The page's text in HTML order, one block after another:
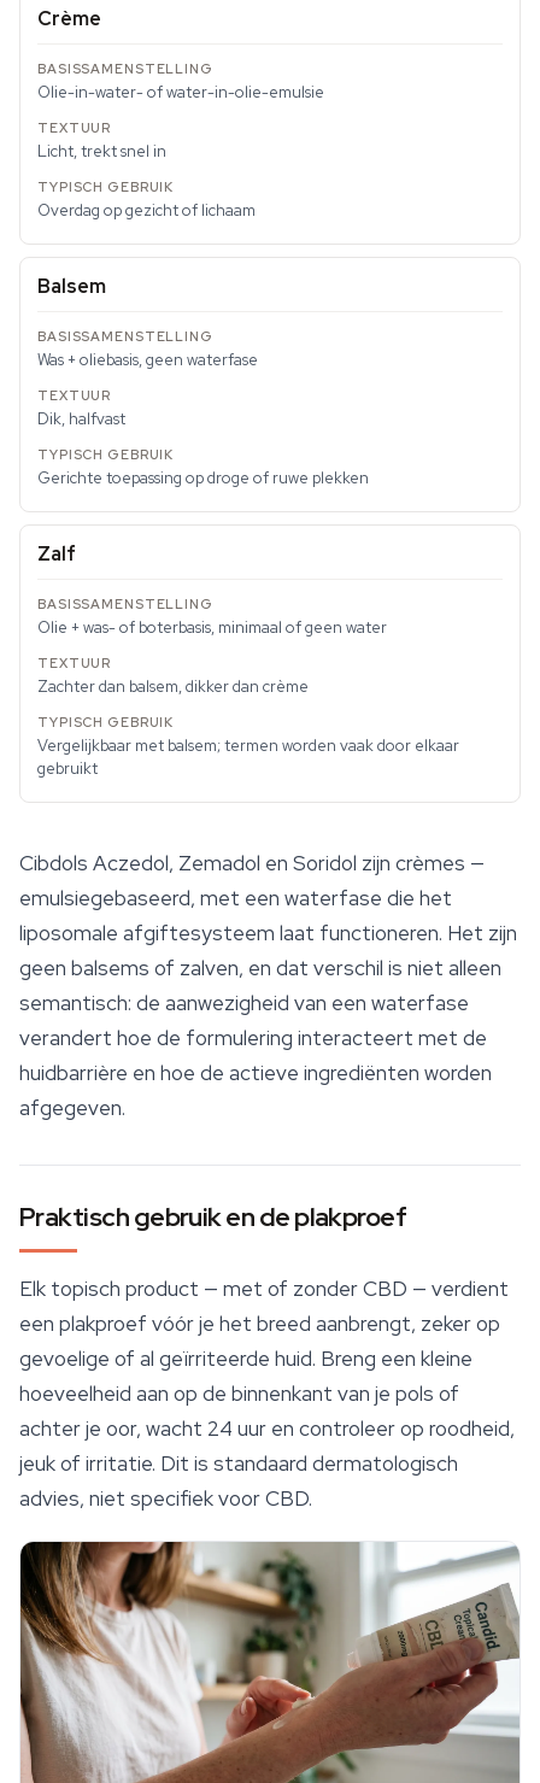
Crème
Olie-in-water- of water-in-olie-emulsie
Licht, trekt snel in
Overdag op gezicht of lichaam
Balsem
Was + oliebasis, geen waterfase
Dik, halfvast
Gerichte toepassing op droge of ruwe plekken
Zalf
Olie + was- of boterbasis, minimaal of geen water
Zachter dan balsem, dikker dan crème
Vergelijkbaar met balsem; termen worden vaak door elkaar
gebruikt
Cibdols Aczedol, Zemadol en Soridol zijn crèmes —
emulsiegebaseerd, met een waterfase die het
liposomale afgiftesysteem laat functioneren. Het zijn
geen balsems of zalven, en dat verschil is niet alleen
semantisch: de aanwezigheid van een waterfase
verandert hoe de formulering interacteert met de
huidbarrière en hoe de actieve ingrediënten worden
afgegeven.
Praktisch gebruik en de plakproef
Elk topisch product — met of zonder CBD — verdient
een plakproef vóór je het breed aanbrengt, zeker op
gevoelige of al geïrriteerde huid. Breng een kleine
hoeveelheid aan op de binnenkant van je pols of
achter je oor, wacht 24 uur en controleer op roodheid,
jeuk of irritatie. Dit is standaard dermatologisch
advies, niet specifiek voor CBD.